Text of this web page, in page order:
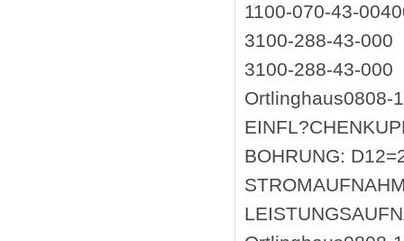
1100-070-43-
3100-288-43-000
3100-288-43-000
Ortlinghaus0808-
BOHRUNG: